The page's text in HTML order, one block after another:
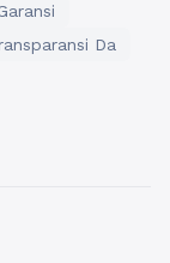
Da